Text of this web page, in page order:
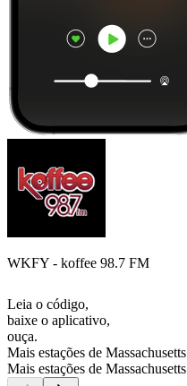
WKFY - koffee 98.7 FM
Leia o código,
baixe o aplicativo,
ouça.
Mais estações de Massachusetts
Mais estações de Massachusetts